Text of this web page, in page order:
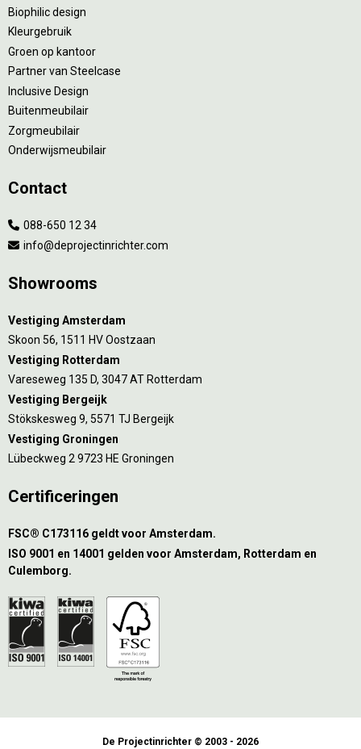
Biophilic design
Kleurgebruik
Groen op kantoor
Partner van Steelcase
Inclusive Design
Buitenmeubilair
Zorgmeubilair
Onderwijsmeubilair
Contact
088-650 12 34
info@deprojectinrichter.com
Showrooms
Vestiging Amsterdam
Skoon 56, 1511 HV Oostzaan
Vestiging Rotterdam
Vareseweg 135 D, 3047 AT Rotterdam
Vestiging Bergeijk
Stökskesweg 9, 5571 TJ Bergeijk
Vestiging Groningen
Lübeckweg 2 9723 HE Groningen
Certificeringen
FSC® C173116 geldt voor Amsterdam.
ISO 9001 en 14001 gelden voor Amsterdam, Rotterdam en
Culemborg.
De Projectinrichter © 2003 - 2026